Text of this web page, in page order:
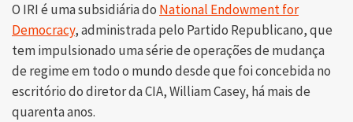
O IRI é uma subsidiária do National Endowment for
Democracy, administrada pelo Partido Republicano, que
tem impulsionado uma série de operações de mudança
de regime em todo o mundo desde que foi concebida no
escritório do diretor da CIA, William Casey, há mais de
quarenta anos.